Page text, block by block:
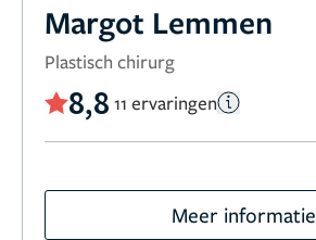
Margot Lemmen
Plastisch chirurg
8,8 11 ervaringen
Meer informatie